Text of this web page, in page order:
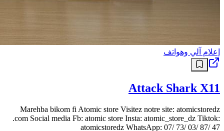
إعلام آلي وهواتف
Attack Shark X11
Marehba bikom fi Atomic store Visitez notre site: atomicstoredz
.com Social media Fb: atomic store Insta: atomic_store_dz Tiktok:
atomicstoredz WhatsApp: 07/ 73/ 03/ 87/ 47